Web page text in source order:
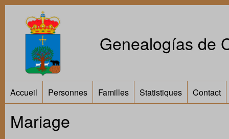
Genealogías de
Accueil Personnes Familles Statistiques Contact
Mariage